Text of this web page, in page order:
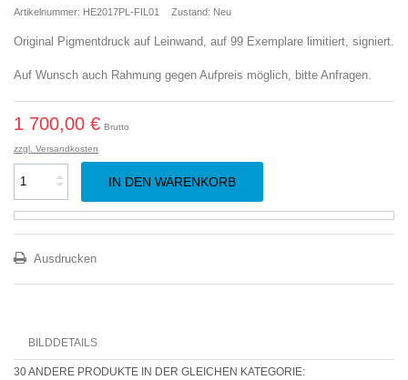
Artikelnummer: HE2017PL-FIL01 Zustand: Neu
Original Pigmentdruck auf Leinwand, auf 99 Exemplare limitiert, signiert.
Auf Wunsch auch Rahmung gegen Aufpreis möglich, bitte Anfragen.
1 700,00 € Brutto
zzgl. Versandkosten
IN DEN WARENKORB
Ausdrucken
BILDDETAILS
30 ANDERE PRODUKTE IN DER GLEICHEN KATEGORIE: